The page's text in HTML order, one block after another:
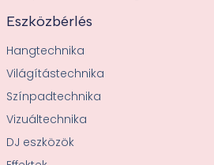
Eszközbérlés
Hangtechnika
Világítástechnika
Színpadtechnika
Vizuáltechnika
DJ eszközök